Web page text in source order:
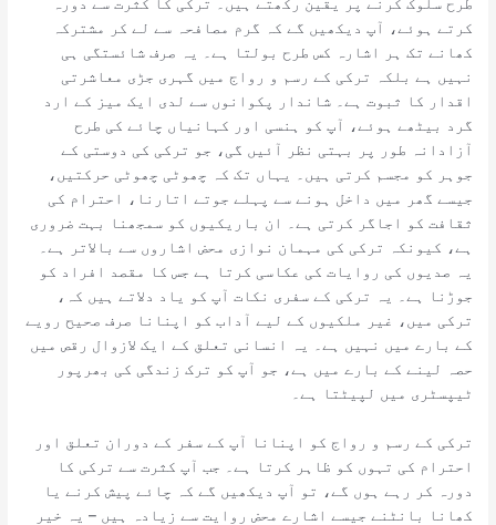
کرتے ہوئے، آپ دیکھیں گے کہ گرم مصافحہ سے لے کر مشترکہ
کھانے تک ہر اشارہ کس طرح بولتا ہے۔ یہ صرف شائستگی ہی
نہیں ہے بلکہ ترکی کے رسم و رواج میں گہری جڑی معاشرتی
اقدار کا ثبوت ہے۔ شاندار پکوانوں سے لدی ایک میز کے ارد
گرد بیٹھے ہوئے، آپ کو ہنسی اور کہانیاں چائے کی طرح
آزادانہ طور پر بہتی نظر آئیں گی، جو ترکی کی دوستی کے
جوہر کو مجسم کرتی ہیں۔ یہاں تک کہ چھوٹی چھوٹی حرکتیں،
جیسے گھر میں داخل ہونے سے پہلے جوتے اتارنا، احترام کی
ثقافت کو اجاگر کرتی ہے۔ ان باریکیوں کو سمجھنا بہت ضروری
ہے، کیونکہ ترکی کی مہمان نوازی محض اشاروں سے بالاتر ہے۔
یہ صدیوں کی روایات کی عکاسی کرتا ہے جس کا مقصد افراد کو
جوڑنا ہے۔ یہ ترکی کے سفری نکات آپ کو یاد دلاتے ہیں کہ،
ترکی میں، غیر ملکیوں کے لیے آداب کو اپنانا صرف صحیح رویے
کے بارے میں نہیں ہے۔ یہ انسانی تعلق کے ایک لازوال رقص میں
حصہ لینے کے بارے میں ہے، جو آپ کو ترک زندگی کی بھرپور
ٹیپسٹری میں لپیٹتا ہے۔
ترکی کے رسم و رواج کو اپنانا آپ کے سفر کے دوران تعلق اور
احترام کی تہوں کو ظاہر کرتا ہے۔ جب آپ کثرت سے ترکی کا
دورہ کر رہے ہوں گے، تو آپ دیکھیں گے کہ چائے پیش کرنے یا
کھانا بانٹنے جیسے اشارے محض روایت سے زیادہ ہیں – یہ خیر